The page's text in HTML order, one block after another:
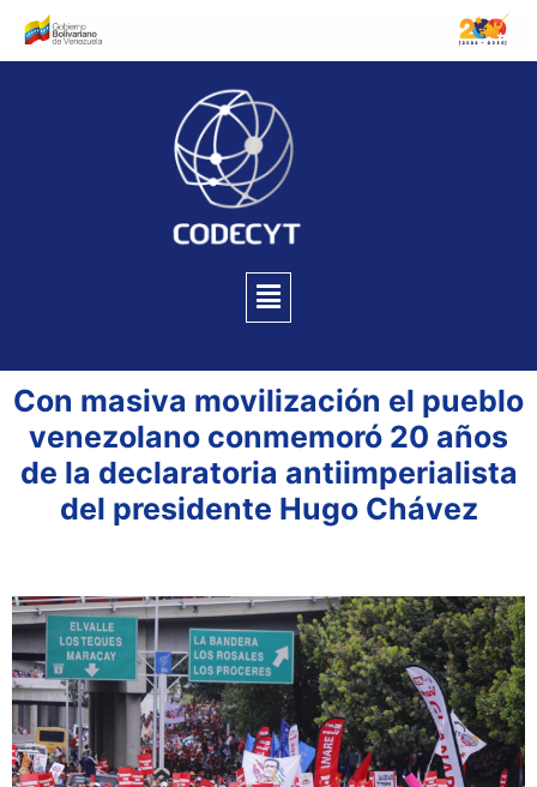
Con masiva movilización el pueblo
venezolano conmemoró 20 años
de la declaratoria antiimperialista
del presidente Hugo Chávez